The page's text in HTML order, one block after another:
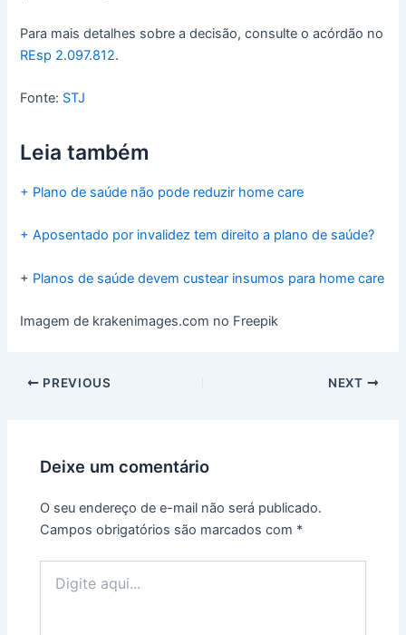
Para mais detalhes sobre a decisão, consulte o acórdão no
REsp 2.097.812.
Fonte: STJ
Leia também
+ Plano de saúde não pode reduzir home care
+ Aposentado por invalidez tem direito a plano de saúde?
+ Planos de saúde devem custear insumos para home care
Imagem de krakenimages.com no Freepik
PREVIOUS NEXT
Deixe um comentário
O seu endereço de e-mail não será publicado.
Campos obrigatórios são marcados com *
aqui...